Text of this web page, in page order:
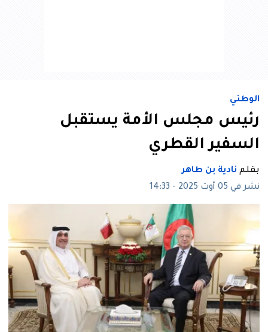
الوطني
رئيس مجلس الأمة يستقبل
السفير القطري
بقلم نادية بن طاهر
نشر في 05 أوت 2025 - 14:33